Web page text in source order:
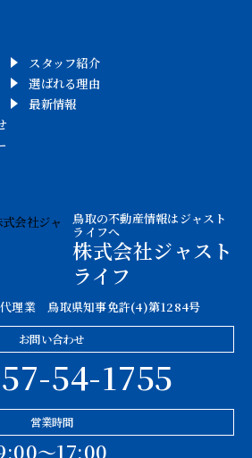
スタッフ紹介
選ばれる理由
最新情報
鳥取の不動産情報はジャスト
ライフへ
株式会社ジャスト
ライフ
理業 鳥取県知事免許(4)第1284号
お問い合わせ
54-1755
営業時間
〜17:00